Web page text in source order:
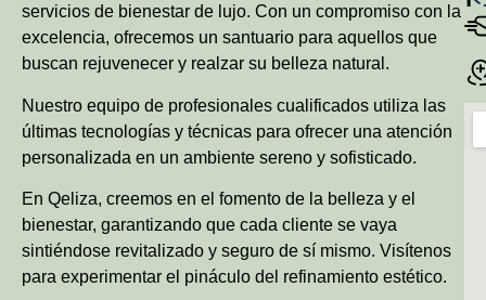
servicios de bienestar de lujo. Con un compromiso con la
excelencia, ofrecemos un santuario para aquellos que
buscan rejuvenecer y realzar su belleza natural.
Nuestro equipo de profesionales cualificados utiliza las
últimas tecnologías y técnicas para ofrecer una atención
personalizada en un ambiente sereno y sofisticado.
En Qeliza, creemos en el fomento de la belleza y el
bienestar, garantizando que cada cliente se vaya
sintiéndose revitalizado y seguro de sí mismo. Visítenos
para experimentar el pináculo del refinamiento estético.